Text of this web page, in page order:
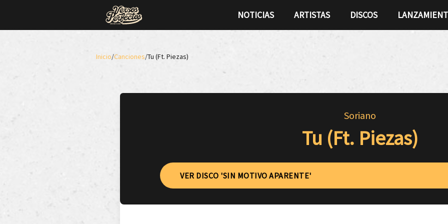
NOTICIAS ARTISTAS DISCOS
Inicio/Canciones/Tu (Ft. Piezas)
Soriano
Tu (Ft. Piezas)
VER DISCO 'SIN MOTIVO APARENTE'